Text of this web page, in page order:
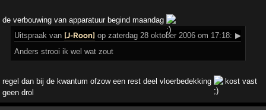
de verbouwing van apparatuur begind maandag
Uitspraak van [J-Roon] op zaterdag 28 oktober 2006 om 17:18: ▶
Anders strooi ik wel wat zout
regel dan bij de kwantum ofzow een rest deel vloerbedekking
kost vast
geen drol